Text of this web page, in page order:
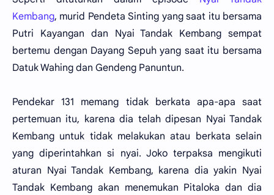
Kembang, murid Pendeta Sinting yang saat itu bersama
Putri Kayangan dan Nyai Tandak Kembang sempat
bertemu dengan Dayang Sepuh yang saat itu bersama
Datuk Wahing dan Gendeng Panuntun.
Pendekar 131 memang tidak berkata apa-apa saat
pertemuan itu, karena dia telah dipesan Nyai Tandak
Kembang untuk tidak melakukan atau berkata selain
yang diperintahkan si nyai. Joko terpaksa mengikuti
aturan Nyai Tandak Kembang, karena dia yakin Nyai
Tandak Kembang akan menemukan Pitaloka dan dia